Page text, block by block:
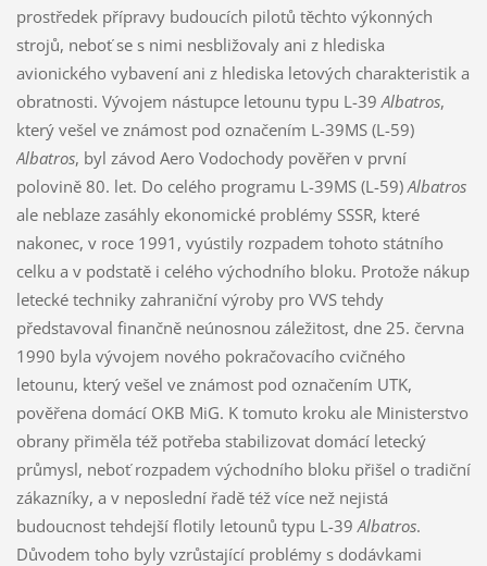
prostředek přípravy budoucích pilotů těchto výkonných
strojů, neboť se s nimi nesbližovaly ani z hlediska
avionického vybavení ani z hlediska letových charakteristik a
obratnosti. Vývojem nástupce letounu typu L-39 Albatros,
který vešel ve známost pod označením L-39MS (L-59)
Albatros, byl závod Aero Vodochody pověřen v první
polovině 80. let. Do celého programu L-39MS (L-59) Albatros
ale neblaze zasáhly ekonomické problémy SSSR, které
nakonec, v roce 1991, vyústily rozpadem tohoto státního
celku a v podstatě i celého východního bloku. Protože nákup
letecké techniky zahraniční výroby pro VVS tehdy
představoval finančně neúnosnou záležitost, dne 25. června
1990 byla vývojem nového pokračovacího cvičného
letounu, který vešel ve známost pod označením UTK,
pověřena domácí OKB MiG. K tomuto kroku ale Ministerstvo
obrany přiměla též potřeba stabilizovat domácí letecký
průmysl, neboť rozpadem východního bloku přišel o tradiční
zákazníky, a v neposlední řadě též více než nejistá
budoucnost tehdejší flotily letounů typu L-39 Albatros.
Důvodem toho byly vzrůstající problémy s dodávkami